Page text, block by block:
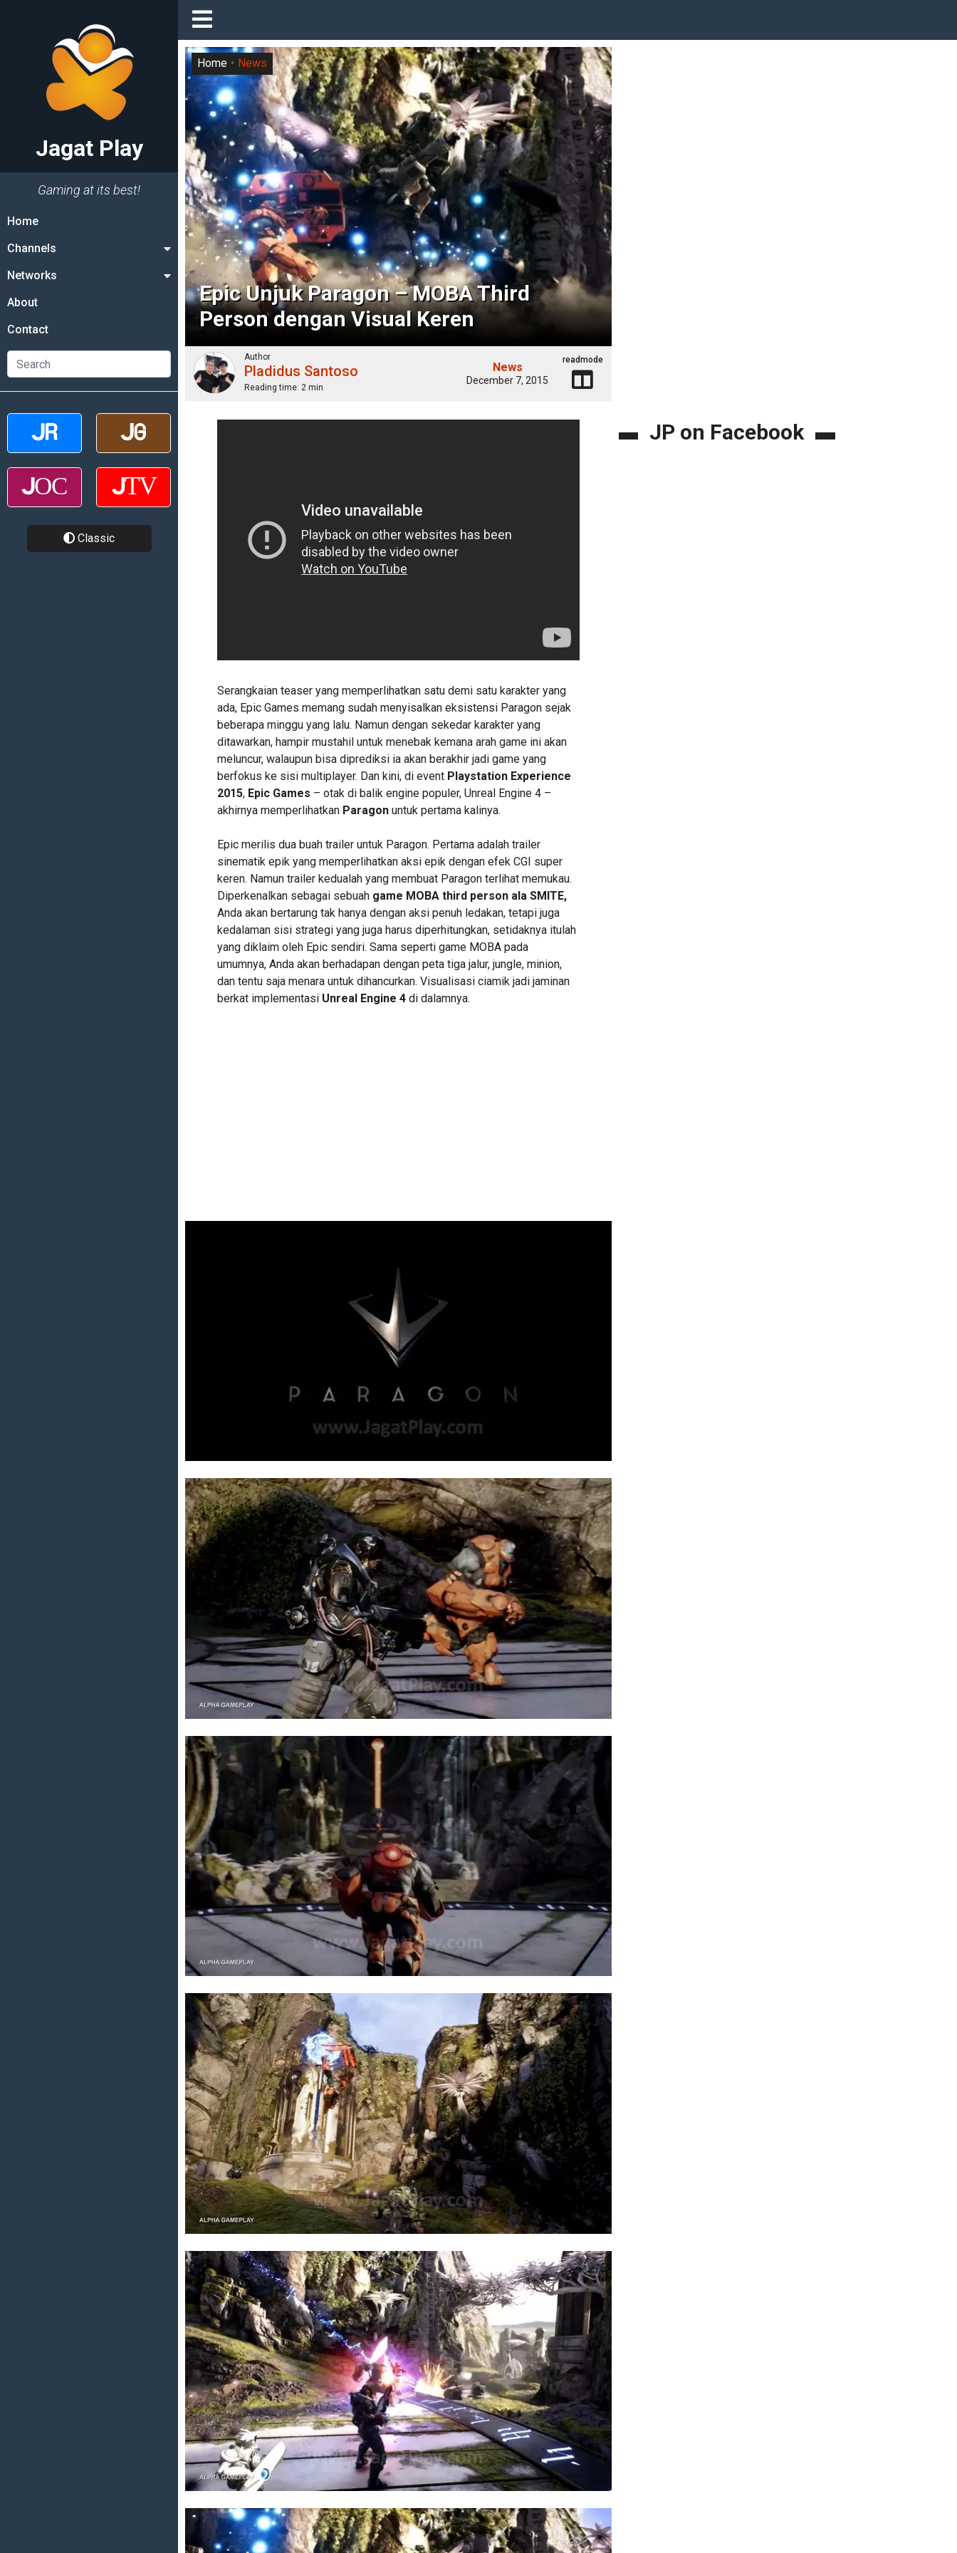
Jagat Play
Gaming at its best!
Home
Channels
Networks
About
Contact
Classic
Epic Unjuk Paragon – MOBA Third
Person dengan Visual Keren
Home News
Author
Pladidus Santoso
Reading time: 2 min
News
December 7, 2015
readmode
Serangkaian teaser yang memperlihatkan satu demi satu karakter yang
ada, Epic Games memang sudah menyisalkan eksistensi Paragon sejak
beberapa minggu yang lalu. Namun dengan sekedar karakter yang
ditawarkan, hampir mustahil untuk menebak kemana arah game ini akan
meluncur, walaupun bisa diprediksi ia akan berakhir jadi game yang
berfokus ke sisi multiplayer. Dan kini, di eventPlaystation Experience
2015, Epic Games – otak di balik engine populer, Unreal Engine 4 –
akhirnya memperlihatkan Paragonuntuk pertama kalinya.
Epic merilis dua buah trailer untuk Paragon. Pertama adalah trailer
sinematik epik yang memperlihatkan aksi epik dengan efek CGI super
keren. Namun trailer kedualah yang membuat Paragon terlihat memukau.
Diperkenalkan sebagai sebuah game MOBA third person ala SMITE,
Anda akan bertarung tak hanya dengan aksi penuh ledakan, tetapi juga
kedalaman sisi strategi yang juga harus diperhitungkan, setidaknya itulah
yang diklaim oleh Epic sendiri. Sama seperti game MOBA pada
umumnya, Anda akan berhadapan dengan peta tiga jalur, jungle, minion,
dan tentu saja menara untuk dihancurkan. Visualisasi ciamik jadi jaminan
berkat implementasiUnreal Engine 4di dalamnya.
JP on Facebook